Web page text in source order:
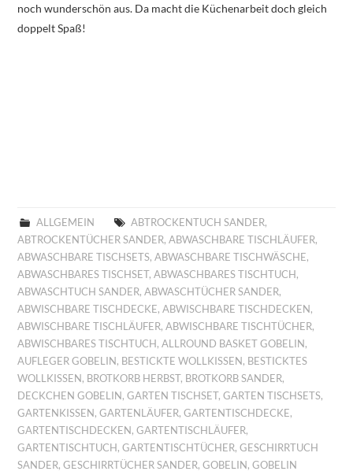
noch wunderschön aus. Da macht die Küchenarbeit doch gleich
doppelt Spaß!
ALLGEMEIN ABTROCKENTUCH SANDER,
ABTROCKENTÜCHER SANDER,ABWASCHBARE TISCHLÄUFER,
ABWASCHBARE TISCHSETS,ABWASCHBARE TISCHWÄSCHE,
ABWASCHBARES TISCHSET,ABWASCHBARES TISCHTUCH,
ABWASCHTUCH SANDER,ABWASCHTÜCHER SANDER,
ABWISCHBARE TISCHDECKE,ABWISCHBARE TISCHDECKEN,
ABWISCHBARE TISCHLÄUFER,ABWISCHBARE TISCHTÜCHER,
ABWISCHBARES TISCHTUCH,ALLROUND BASKET GOBELIN,
AUFLEGER GOBELIN, BESTICKTE WOLLKISSEN, BESTICKTES
WOLLKISSEN, BROTKORB HERBST, BROTKORB SANDER,
DECKCHEN GOBELIN,GARTEN TISCHSET,GARTEN TISCHSETS,
GARTENKISSEN,GARTENLÄUFER,GARTENTISCHDECKE,
GARTENTISCHDECKEN,GARTENTISCHLÄUFER,
GARTENTISCHTUCH,GARTENTISCHTÜCHER,GESCHIRRTUCH
SANDER,GESCHIRRTÜCHER SANDER,GOBELIN,GOBELIN